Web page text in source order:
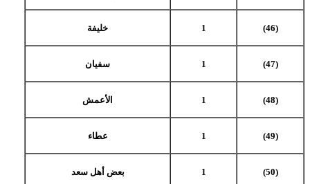
(46)
1 خليفة
(47)
1 سفيان
(48)
1 الأعمش
(49)
1 عطاء
(50)
1 بعض أهل سعد